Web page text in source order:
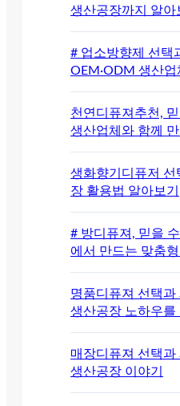
생산공장까지 알아
# 업소방향제 선택
OEM·ODM 생산
천연디퓨져추천,
생산업체와 함께
생화향기디퓨저 선
장 활용법 알아보기
# 방디퓨져, 믿을
에서 만드는 맞춤
명품디퓨져 선택과
생산공장 노하우를
매장디퓨져 선택과
생산공장 이야기